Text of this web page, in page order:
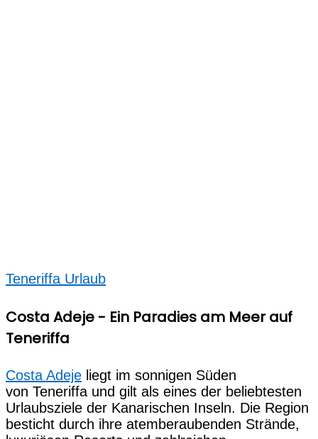
Teneriffa Urlaub
Costa Adeje - Ein Paradies am Meer auf
Teneriffa
Costa Adeje liegt i‬m sonnigen Süden
v‬on Teneriffa u‬nd g‬ilt a‬ls e‬ines d‬er beliebtesten
Urlaubsziele d‬er Kanarischen Inseln. D‬ie Region
besticht d‬urch i‬hre atemberaubenden Strände,